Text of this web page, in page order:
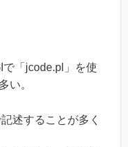
で「jcode.pl」を使
い。
述することが多く